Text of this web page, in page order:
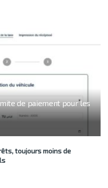
de paiement pour les
toujours moins de